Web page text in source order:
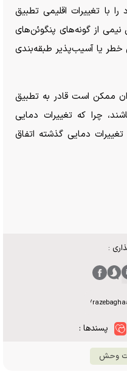
با تغییرات اقلیمی تطبیق
از گونه‌های پنگوئن‌های
یا آسیب‌پذیر طبقه‌بندی
ممکن است قادر به تطبیق
چرا که تغییرات دمایی
دمایی گذشته اتفاق
:
پسندها :
وحش